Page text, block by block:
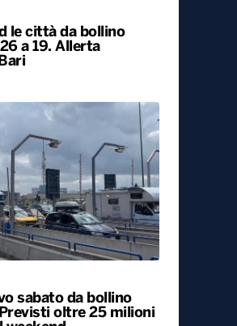
le città da bollino
a 19. Allerta
sabato da bollino
oltre 25 milioni